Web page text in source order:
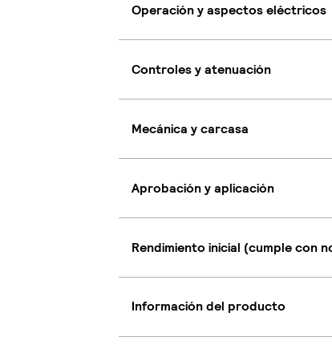
Operación y aspectos eléctricos
Controles y atenuación
Mecánica y carcasa
Aprobación y aplicación
Rendimiento inicial (cumple con
Información del producto